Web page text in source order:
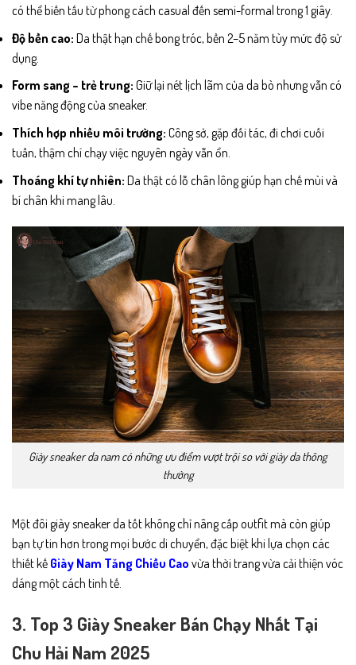
có thể biến tấu từ phong cách casual đến semi-formal trong 1 giây.
Độ bền cao: Da thật hạn chế bong tróc, bền 2–5 năm tùy mức độ sử
dụng.
Form sang – trẻ trung: Giữ lại nét lịch lãm của da bò nhưng vẫn có
vibe năng động của sneaker.
Thích hợp nhiều môi trường: Công sở, gặp đối tác, đi chơi cuối
tuần, thậm chí chạy việc nguyên ngày vẫn ổn.
Thoáng khí tự nhiên: Da thật có lỗ chân lông giúp hạn chế mùi và
bí chân khi mang lâu.
Giày sneaker da nam có những ưu điểm vượt trội so với giày da thông
thường
Một đôi giày sneaker da tốt không chỉ nâng cấp outfit mà còn giúp
bạn tự tin hơn trong mọi bước di chuyển, đặc biệt khi lựa chọn các
thiết kế Giày Nam Tăng Chiều Cao vừa thời trang vừa cải thiện vóc
dáng một cách tinh tế.
3. Top 3 Giày Sneaker Bán Chạy Nhất Tại
Chu Hải Nam 2025